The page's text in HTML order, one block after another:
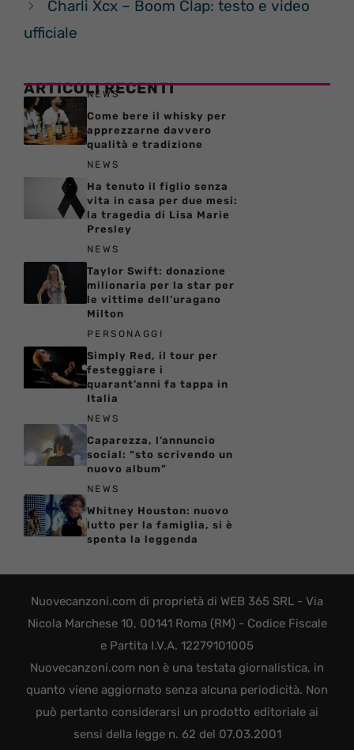
Charli Xcx – Boom Clap: testo e video
ufficiale
ARTICOLI RECENTI
NEWS
Come bere il whisky per
apprezzarne davvero
qualità e tradizione
NEWS
Ha tenuto il figlio senza
vita in casa per due mesi:
la tragedia di Lisa Marie
Presley
NEWS
Taylor Swift: donazione
milionaria per la star per
le vittime dell’uragano
Milton
PERSONAGGI
Simply Red, il tour per
festeggiare i
quarant’anni fa tappa in
Italia
NEWS
Caparezza, l’annuncio
social: “sto scrivendo un
nuovo album”
NEWS
Whitney Houston: nuovo
lutto per la famiglia, si è
spenta la leggenda
Nuovecanzoni.com di proprietà di WEB 365 SRL - Via
Nicola Marchese 10, 00141 Roma (RM) - Codice Fiscale
e Partita I.V.A. 12279101005
Nuovecanzoni.com non è una testata giornalistica, in
quanto viene aggiornato senza alcuna periodicità. Non
può pertanto considerarsi un prodotto editoriale ai
sensi della legge n. 62 del 07.03.2001